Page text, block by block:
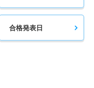
合格発表日